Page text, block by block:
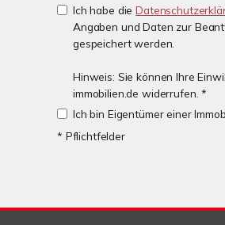
Ich habe die
Angaben und Daten zur
gespeichert werden.
Hinweis: Sie können Ihre
immobilien.de widerrufen. *
Ich bin Eigentümer einer
* Pflichtfelder